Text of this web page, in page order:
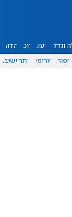
ונדל"ן דעות אוכל יהדות
ספורט פורומים אתר ישיבה